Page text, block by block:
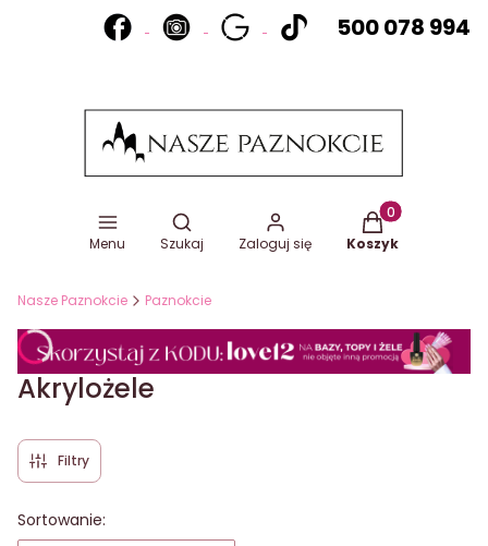
500 078 994
Menu
Otwórz wyszukiwarkę
Szukaj Zaloguj się
Produkty w
Koszyk
Nasze Paznokcie Paznokcie
Akrylożele
Filtry
Lista produktów
Sortowanie: